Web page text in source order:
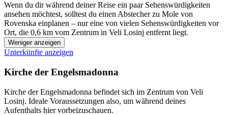
Wenn du dir während deiner Reise ein paar Sehenswürdigkeiten
ansehen möchtest, solltest du einen Abstecher zu Mole von
Rovenska einplanen – nur eine von vielen Sehenswürdigkeiten vor
Ort, die 0,6 km vom Zentrum in Veli Losinj entfernt liegt.
Weniger anzeigen
Unterkünfte anzeigen
Kirche der Engelsmadonna
Kirche der Engelsmadonna befindet sich im Zentrum von Veli
Losinj. Ideale Voraussetzungen also, um während deines
Aufenthalts hier vorbeizuschauen.